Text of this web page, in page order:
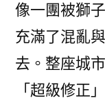
像一團被獅
充滿了混亂
去。整座城
「超級修正